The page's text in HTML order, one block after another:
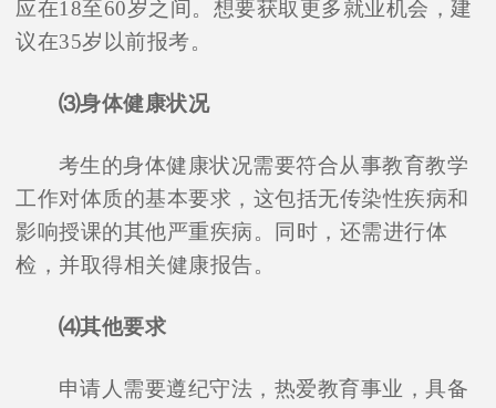
应在18至60岁之间。想要获取更多就业机会，建
议在35岁以前报考。
⑶身体健康状况
考生的身体健康状况需要符合从事教育教学
工作对体质的基本要求，这包括无传染性疾病和
影响授课的其他严重疾病。同时，还需进行体
检，并取得相关健康报告。
⑷其他要求
申请人需要遵纪守法，热爱教育事业，具备